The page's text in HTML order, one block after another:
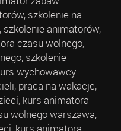
szkolenie na
animatorów,
czasu wolnego,
szkolenie
wychowawcy
praca na wakacje,
kurs animatora
wolnego warszawa,
kurs animatora